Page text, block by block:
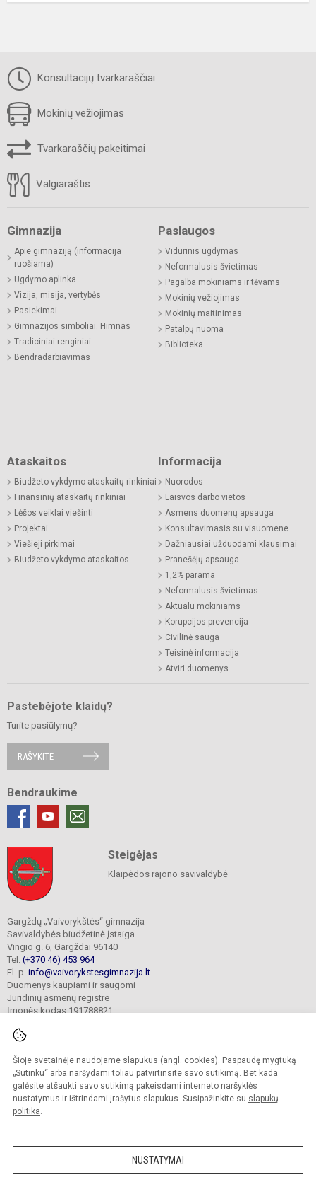
Šioje svetainėje naudojame slapukus (angl. cookies). Paspaudę mygtuką
„Sutinku“ arba naršydami toliau patvirtinsite savo sutikimą. Bet kada
galėsite atšaukti savo sutikimą pakeisdami interneto naršyklės
nustatymus ir ištrindami įrašytus slapukus. Susipažinkite su slapukų
politika.
NUSTATYMAI
Konsultacijų tvarkaraščiai
Mokinių vežiojimas
Tvarkaraščių pakeitimai
Valgiaraštis
Gimnazija
Apie gimnaziją (informacija
ruošiama)
Ugdymo aplinka
Vizija, misija, vertybės
Pasiekimai
Gimnazijos simboliai. Himnas
Tradiciniai renginiai
Bendradarbiavimas
Paslaugos
Vidurinis ugdymas
Neformalusis švietimas
Pagalba mokiniams ir tėvams
Mokinių vežiojimas
Mokinių maitinimas
Patalpų nuoma
Biblioteka
Ataskaitos
Biudžeto vykdymo ataskaitų rinkiniai
Finansinių ataskaitų rinkiniai
Lėšos veiklai viešinti
Projektai
Viešieji pirkimai
Biudžeto vykdymo ataskaitos
Informacija
Nuorodos
Laisvos darbo vietos
Asmens duomenų apsauga
Konsultavimasis su visuomene
Dažniausiai užduodami klausimai
Pranešėjų apsauga
1,2% parama
Neformalusis švietimas
Aktualu mokiniams
Korupcijos prevencija
Civilinė sauga
Teisinė informacija
Atviri duomenys
Pastebėjote klaidų?
Turite pasiūlymų?
RAŠYKITE
Bendraukime
Steigėjas
Klaipėdos rajono savivaldybė
Gargždų „Vaivorykštės“ gimnazija
Savivaldybės biudžetinė įstaiga
Vingio g. 6, Gargždai 96140
Tel. (+370 46) 453 964
El. p. info@vaivorykstesgimnazija.lt
Duomenys kaupiami ir saugomi
Juridinių asmenų registre
Įmonės kodas 191788821
© 2022. Gargždų „Vaivorykštės“ gimnazija. Visos teisės saugomos.
Kopijuoti turinį be raštiško gimnazijos sutikimo griežtai draudžiama.
Prieinamumo paraiška Slapukų valdymas
Sumanus būdas atnaujinti